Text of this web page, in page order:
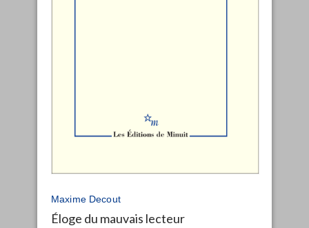
Maxime Decout
Éloge du mauvais lecteur